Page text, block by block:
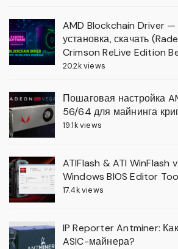
AMD Blockchain Driver —
установка, скачать
Crimson ReLive Edition
20.2k views
Пошаговая настройка
56/64 для майнинга
19.1k views
ATIFlash & ATI WinFlash
Windows BIOS Editor
17.4k views
IP Reporter Antminer: Как
ASIC-майнера?